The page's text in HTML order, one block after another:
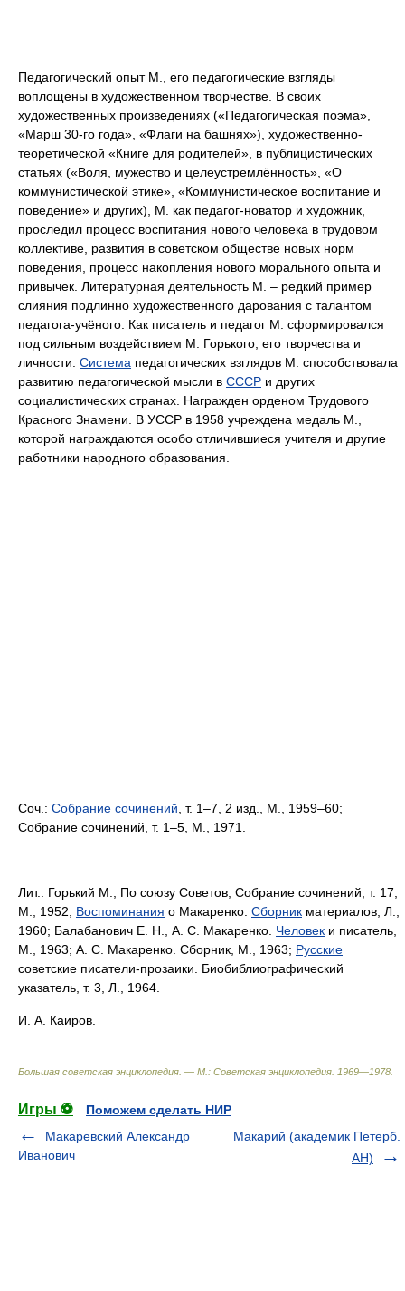
Педагогический опыт М., его педагогические взгляды
воплощены в художественном творчестве. В своих
художественных произведениях («Педагогическая поэма»,
«Марш 30-го года», «Флаги на башнях»), художественно-
теоретической «Книге для родителей», в публицистических
статьях («Воля, мужество и целеустремлённость», «О
коммунистической этике», «Коммунистическое воспитание и
поведение» и других), М. как педагог-новатор и художник,
проследил процесс воспитания нового человека в трудовом
коллективе, развития в советском обществе новых норм
поведения, процесс накопления нового морального опыта и
привычек. Литературная деятельность М. ‒ редкий пример
слияния подлинно художественного дарования с талантом
педагога-учёного. Как писатель и педагог М. сформировался
под сильным воздействием М. Горького, его творчества и
личности. Система педагогических взглядов М. способствовала
развитию педагогической мысли в СССР и других
социалистических странах. Награжден орденом Трудового
Красного Знамени. В УССР в 1958 учреждена медаль М.,
которой награждаются особо отличившиеся учителя и другие
работники народного образования.
Соч.: Собрание сочинений , т. 1‒7, 2 изд., М., 1959‒60;
Собрание сочинений, т. 1‒5, М., 1971.
Лит.: Горький М., По союзу Советов, Собрание сочинений, т. 17,
М., 1952; Воспоминания о Макаренко. Сборник материалов, Л.,
1960; Балабанович Е. Н., А. С. Макаренко. Человек и писатель,
М., 1963; А. С. Макаренко. Сборник, М., 1963; Русские
советские писатели-прозаики. Биобиблиографический
указатель, т. 3, Л., 1964.
И. А. Каиров.
Большая советская энциклопедия. — М.: Советская энциклопедия 1969—1978
Игры ⚽
Поможем сделать НИР
Макаревский Александр
Иванович
Макарий (академик Петерб.
АН)